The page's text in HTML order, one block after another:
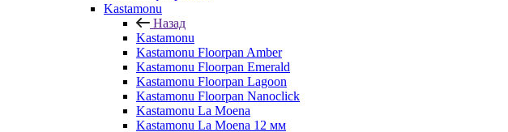
Kastamonu
Назад
Kastamonu
Kastamonu Floorpan Amber
Kastamonu Floorpan Emerald
Kastamonu Floorpan Lagoon
Kastamonu Floorpan Nanoclick
Kastamonu La Moena
Kastamonu La Moena 12 мм